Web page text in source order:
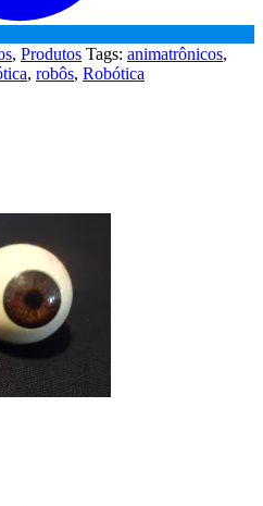
, Produtos Tags: animatrônicos,
, robôs, Robótica